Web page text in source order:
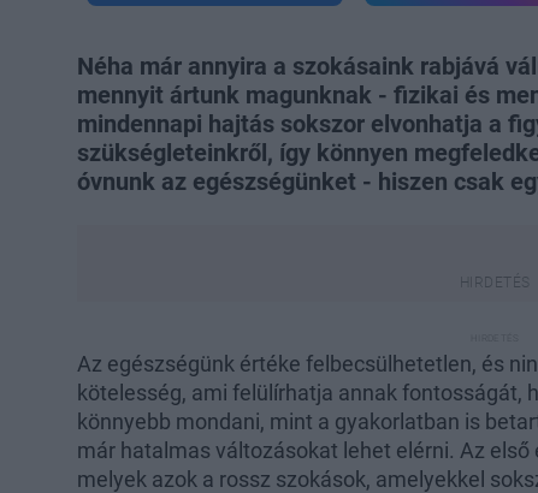
Néha már annyira a szokásaink rabjává
mennyit ártunk magunknak - fizikai és
mindennapi hajtás sokszor elvonhatja a
szükségleteinkről, így könnyen
óvnunk az egészségünket - hiszen csak
Az egészségünk értéke felbecsülhetetlen, és
kötelesség, ami felülírhatja annak fontosságát,
könnyebb mondani, mint a gyakorlatban is
már hatalmas változásokat lehet elérni. Az
melyek azok a rossz szokások, amelyekkel